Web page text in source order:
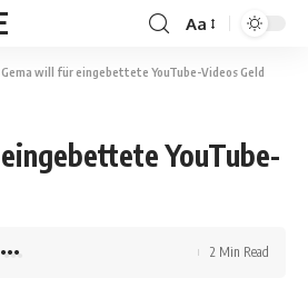
Aa
Gema will für eingebettete YouTube-Videos Geld
YouTube-
2 Min Read